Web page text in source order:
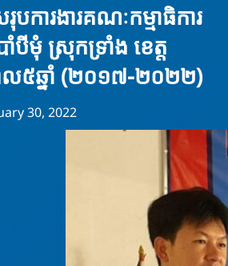
ការងារគណៈកម្មាធិការ
មុំ ស្រុកទ្រាំង ខេត្ត
េល៥ឆ្នាំ (២០១៧-២០២២)
30, 2022